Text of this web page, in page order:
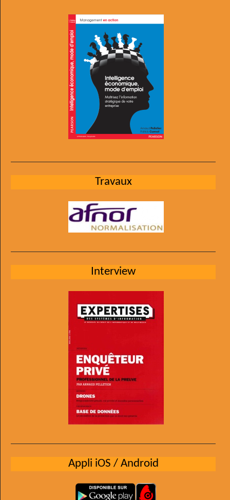
Travaux
Interview
Appli iOS / Android